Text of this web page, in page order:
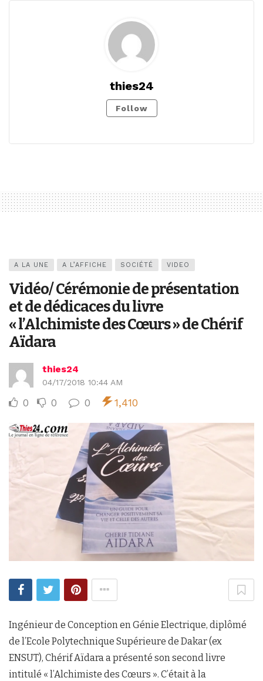
thies24
Follow
A LA UNE A L’AFFICHE SOCIÉTÉ VIDEO
Vidéo/ Cérémonie de présentation
et de dédicaces du livre
« l’Alchimiste des Cœurs » de Chérif
Aïdara
thies24
04/17/2018 10:44 AM
0 0 0 1,410
Ingénieur de Conception en Génie Electrique, diplômé
de l’Ecole Polytechnique Supérieure de Dakar (ex
ENSUT), Chérif Aïdara a présenté son second livre
intitulé « l’Alchimiste des Cœurs ». C’était à la